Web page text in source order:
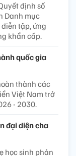
định số
Danh mục
tập, ứng
khẩn cấp.
quốc gia
thành các
Việt Nam trở
- 2030.
đại diện cha
học sinh phản